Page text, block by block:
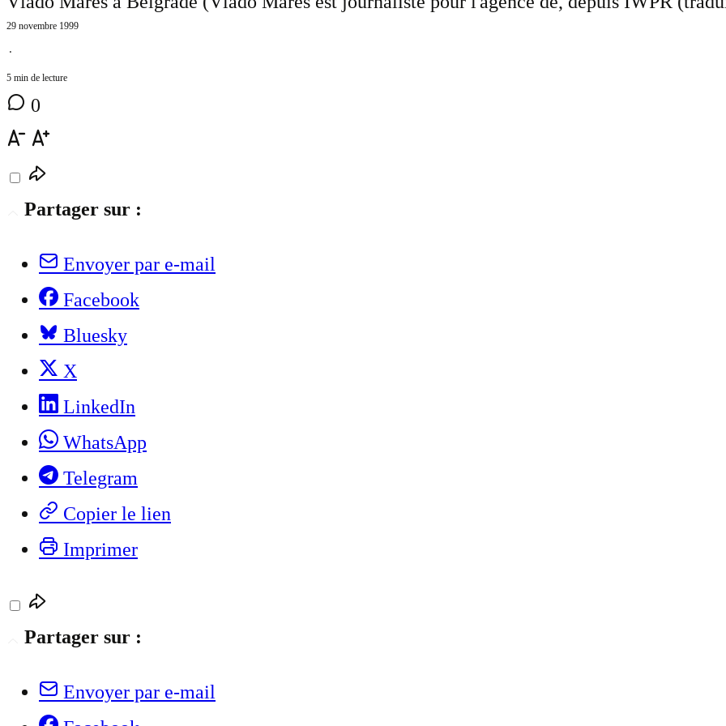
29 novembre 1999
⋅
5 min de lecture
0
Partager sur :
Envoyer par e-mail
Facebook
Bluesky
X
LinkedIn
WhatsApp
Telegram
Copier le lien
Imprimer
Partager sur :
Envoyer par e-mail